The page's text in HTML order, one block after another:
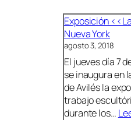
Exposición
Nueva York
agosto 3, 2018
El jueves día 7
se inaugura en
de Avilés la
trabajo
durante los…